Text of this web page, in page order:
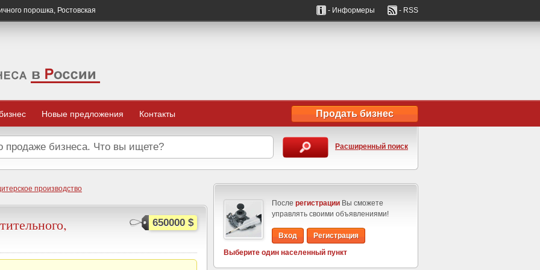
порошка, Ростовская - Информеры - RSS
Продать бизнес
Новые предложения Контакты
Расширенный поиск
производство
650000 $
После регистрации Вы сможете
управлять своими объявлениями!
Вход
Регистрация
Выберите один населенный пункт